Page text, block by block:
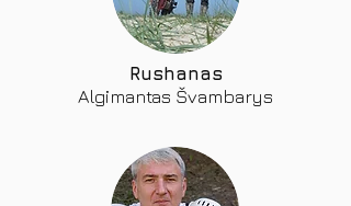
Rushanas
Algimantas Švambarys